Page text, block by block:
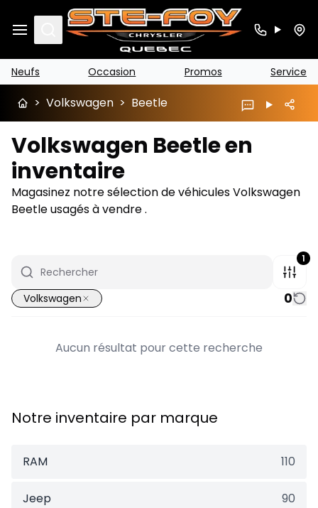
Search
Neufs Occasion Promos Service
> Volkswagen > Beetle
Volkswagen Beetle en
inventaire
Magasinez notre sélection de véhicules Volkswagen
Beetle usagés à vendre .
1
Volkswagen 0
Aucun résultat pour cette recherche
Notre inventaire par marque
RAM 110
Jeep 90